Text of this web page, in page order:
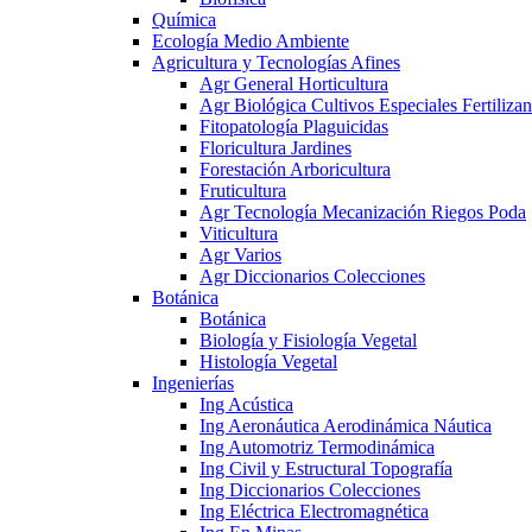
Química
Ecología Medio Ambiente
Agricultura y Tecnologías Afines
Agr General Horticultura
Agr Biológica Cultivos Especiales
Fitopatología Plaguicidas
Floricultura Jardines
Forestación Arboricultura
Fruticultura
Agr Tecnología Mecanización Riegos Poda
Viticultura
Agr Varios
Agr Diccionarios Colecciones
Botánica
Botánica
Biología y Fisiología Vegetal
Histología Vegetal
Ingenierías
Ing Acústica
Ing Aeronáutica Aerodinámica Náutica
Ing Automotriz Termodinámica
Ing Civil y Estructural Topografía
Ing Diccionarios Colecciones
Ing Eléctrica Electromagnética